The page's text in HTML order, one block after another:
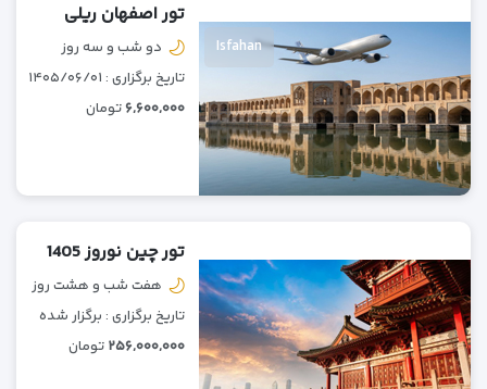
Isfahan
تور اصفهان ریلی
دو شب و سه روز
تاریخ برگزاری : ۱۴۰۵/۰۶/۰۱
۶,۶۰۰,۰۰۰تومان
تور چین نوروز 1405
هفت شب و هشت روز
تاریخ برگزاری : برگزار شده
۲۵۶,۰۰۰,۰۰۰ تومان